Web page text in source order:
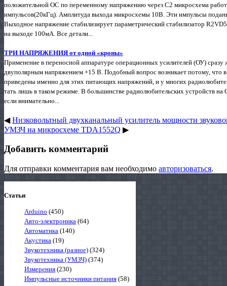
положительной ОС по переменному напряжению через С2 микросхема
импульсов(20кГц). Амплитуда выхода микросхемы 10В. Эти импульсы
Выходное напряжение стабилизирует параметрический стабилизатор
на выходе 100мА. Все детали...
ТРИ НАПРЯЖЕНИЯ от одной «кроны»
Применение в переносной аппаратуре операционных усилителей (ОУ) сразу
двуполярным напряжением +15 В. По­добный вопрос возникает потому, что
приведены именно для этих питающих напряжений, и у многих
тать лишь в таком режиме. В большинстве радиолюби­тельских устройств
если внимательно...
◀Низковольтный двухканальный усилитель мощности
УМЗЧ на микросхеме TDA1552Q ▶
Добавить комментарий
Для отправки комментария вам необходимо авторизоваться.
Статьи
Arduino (450)
Авто-электроника (64)
Автоматика (140)
Акустика (19)
Звукотехника (разное) (324)
Звукотехника (УМЗЧ) (374)
Измерения (230)
Импульсные источники питания (58)